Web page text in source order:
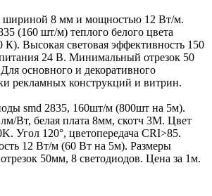
шириной 8 мм и мощностью 12 Вт/м.
(160 шт/м) теплого белого цвета
К). Высокая световая эффективность 150
24 В. Минимальный отрезок 50
основного и декоративного
рекламных конструкций и витрин.
smd 2835, 160шт/м (800шт на 5м).
Вт, белая плата 8мм, скотч 3М. Цвет
Угол 120°, цветопередача CRI>85.
12 Вт/м (60 Вт на 5м). Размеры
50мм, 8 светодиодов. Цена за 1м.